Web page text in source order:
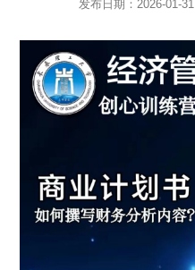
发布日期：2026-01-31